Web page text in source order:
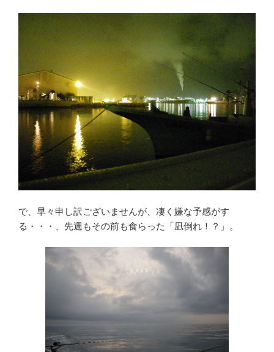
で、早々申し訳ございませんが、凄く嫌な予感がす
る・・・、先週もその前も食らった「凪倒れ！？」。